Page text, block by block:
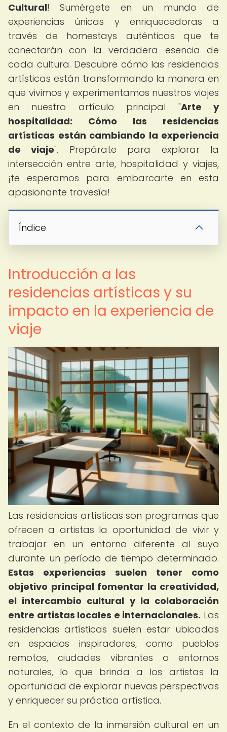
Cultural! Sumérgete en un mundo de
experiencias únicas y enriquecedoras a
través de homestays auténticas que te
conectarán con la verdadera esencia de
cada cultura. Descubre cómo las residencias
artísticas están transformando la manera en
que vivimos y experimentamos nuestros viajes
en nuestro artículo principal "Arte y
hospitalidad: Cómo las residencias
artísticas están cambiando la experiencia
de viaje". Prepárate para explorar la
intersección entre arte, hospitalidad y viajes,
¡te esperamos para embarcarte en esta
apasionante travesía!
Índice
Introducción a las
residencias artísticas y su
impacto en la experiencia de
viaje
Las residencias artísticas son programas que
ofrecen a artistas la oportunidad de vivir y
trabajar en un entorno diferente al suyo
durante un período de tiempo determinado.
Estas experiencias suelen tener como
objetivo principal fomentar la creatividad,
el intercambio cultural y la colaboración
entre artistas locales e internacionales. Las
residencias artísticas suelen estar ubicadas
en espacios inspiradores, como pueblos
remotos, ciudades vibrantes o entornos
naturales, lo que brinda a los artistas la
oportunidad de explorar nuevas perspectivas
y enriquecer su práctica artística.
En el contexto de la inmersión cultural en un